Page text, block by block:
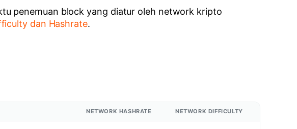
penemuan block yang diatur oleh network kripto
dan Hashrate.
NETWORK HASHRATE NETWORK DIFFICULTY